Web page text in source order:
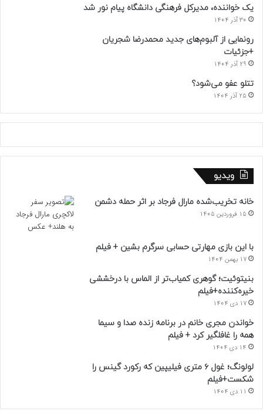
یک خواننده، مدیرکل فرهنگی دانشگاه پیام نور شد
30 آذر 1404
رونمایی از آلبوم‌های جدید محمدرضا شجریان
+جزئیات
29 آذر 1404
تتلو عفو می‌شود؟
25 آذر 1404
ویدیو
خانه تخریب‌شده مارال فرجاد بر اثر حمله دشمن
15 فروردین 1405
با این بازی مهارتی حسابی سرگرم بشین + فیلم
17 بهمن 1404
بنیتوئیت؛ گوهری کمیاب‌تر از الماس با درخششی
خیره‌کننده+فیلم
17 دی 1404
خواندن مجری خانم در برنامه زنده صدا و سیما
همه را غافلگیر کرد + فیلم
14 دی 1404
لولونگ؛ غول ۶ متری فیلیپین که رکورد گینس را
شکست+فیلم
11 دی 1404